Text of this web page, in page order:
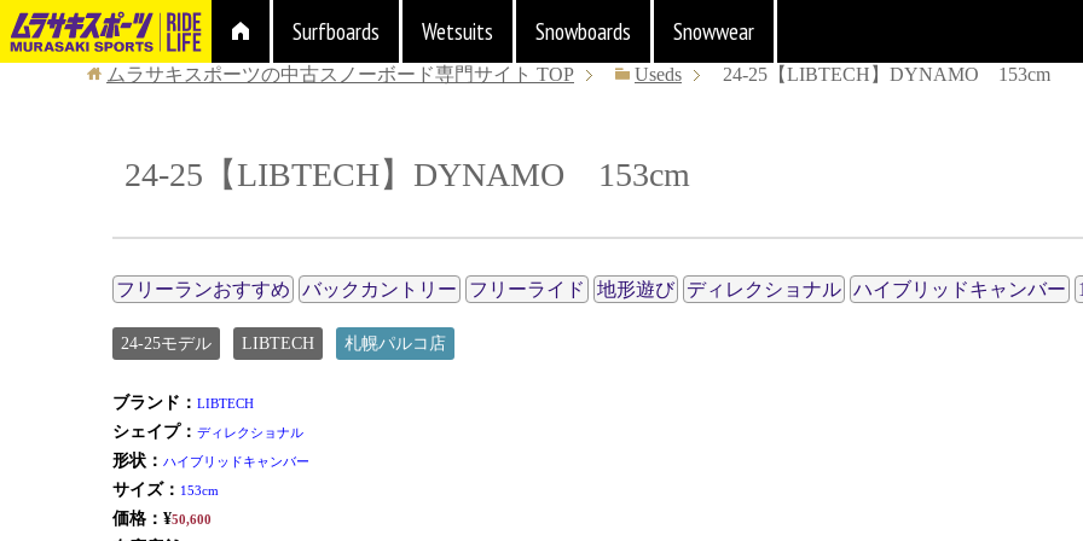
Surfboards Wetsuits Snowboards Snowwear
ムラサキスポーツの中古スノーボード専門サイト TOP Useds 24-25【LIBTECH】DYNAMO 153cm
24-25【LIBTECH】DYNAMO 153cm
フリーランおすすめ バックカントリー フリーライド 地形遊び ディレクショナル ハイブリッドキャンバー
24-25モデル LIBTECH 札幌パルコ店
ブランド： LIBTECH
シェイプ： ディレクショナル
形状： ハイブリッドキャンバー
サイズ： 153cm
価格：¥50,600